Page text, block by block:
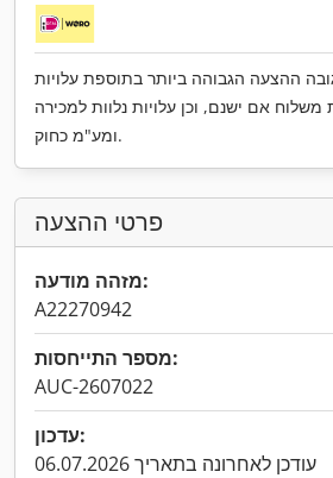
ההצעה הגבוהה ביותר בתוספת עלויות
משלוח אם ישנם, וכן עלויות נלוות למכירה
ומע"מ כחוק.
פרטי ההצעה
מזהה מודעה:
A22270942
מספר התייחסות:
AUC-2607022
עדכון:
עודכן לאחרונה בתאריך 06.07.2026